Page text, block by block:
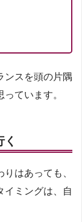
ンスを頭の片隅
ています。
はあっても、
イミングは、自